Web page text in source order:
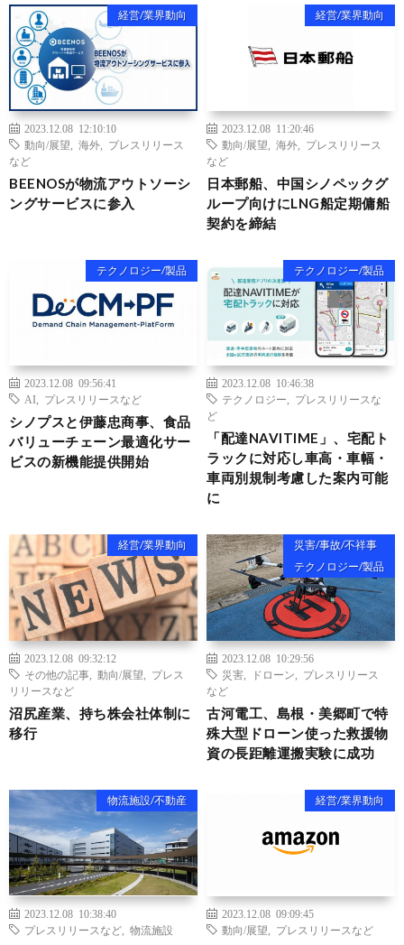
経営/業界動向
2023.12.08 12:10:10
動向/展望
海外
プレスリリース
など
BEENOSが物流アウトソーシ
ングサービスに参入
経営/業界動向
2023.12.08 11:20:46
動向/展望
海外
プレスリリース
など
日本郵船、中国シノペックグ
ループ向けにLNG船定期傭船
契約を締結
テクノロジー/製品
2023.12.08 09:56:41
AI
プレスリリースなど
シノプスと伊藤忠商事、食品
バリューチェーン最適化サー
ビスの新機能提供開始
テクノロジー/製品
2023.12.08 10:46:38
テクノロジー
プレスリリースな
ど
「配達NAVITIME」、宅配ト
ラックに対応し車高・車幅・
車両別規制考慮した案内可能
に
経営/業界動向
2023.12.08 09:32:12
その他の記事
動向/展望
プレス
リリースなど
沼尻産業、持ち株会社体制に
移行
災害/事故/不祥事
テクノロジー/製品
2023.12.08 10:29:56
災害
ドローン
プレスリリース
など
古河電工、島根・美郷町で特
殊大型ドローン使った救援物
資の長距離運搬実験に成功
物流施設/不動産
2023.12.08 10:38:40
プレスリリースなど
物流施設
経営/業界動向
2023.12.08 09:09:45
動向/展望
プレスリリースなど